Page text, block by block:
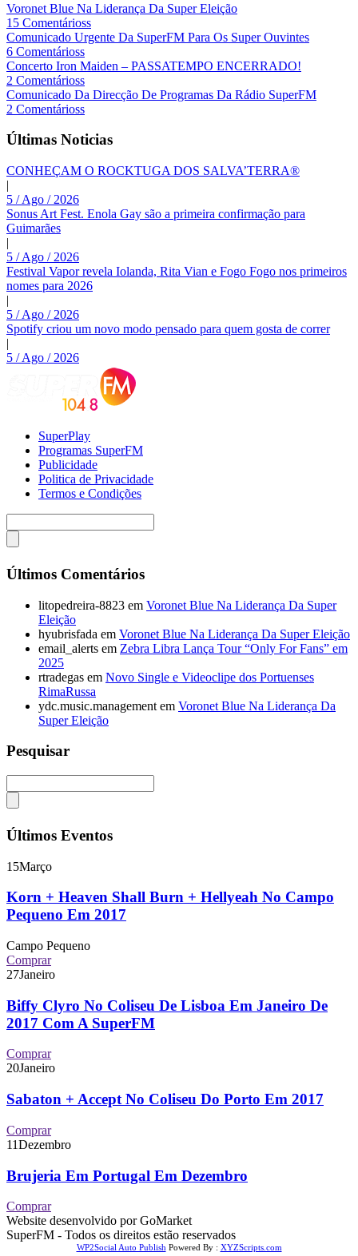
Voronet Blue Na Liderança Da Super Eleição
15 Comentárioss
Comunicado Urgente Da SuperFM Para Os Super Ouvintes
6 Comentárioss
Concerto Iron Maiden – PASSATEMPO ENCERRADO!
2 Comentárioss
Comunicado Da Direcção De Programas Da Rádio SuperFM
2 Comentárioss
Últimas Noticias
CONHEÇAM O ROCKTUGA DOS SALVA’TERRA®
|
5 / Ago / 2026
Sonus Art Fest. Enola Gay são a primeira confirmação para
Guimarães
|
5 / Ago / 2026
Festival Vapor revela Iolanda, Rita Vian e Fogo Fogo nos primeiros
nomes para 2026
|
5 / Ago / 2026
Spotify criou um novo modo pensado para quem gosta de correr
|
5 / Ago / 2026
SuperPlay
Programas SuperFM
Publicidade
Politica de Privacidade
Termos e Condições
Últimos Comentários
litopedreira-8823 em Voronet Blue Na Liderança Da Super
Eleição
hyubrisfada em Voronet Blue Na Liderança Da Super Eleição
email_alerts em Zebra Libra Lança Tour “Only For Fans” em
2025
rtradegas em Novo Single e Videoclipe dos Portuenses
RimaRussa
ydc.music.management em Voronet Blue Na Liderança Da
Super Eleição
Pesquisar
Últimos Eventos
15Março
Korn + Heaven Shall Burn + Hellyeah No Campo
Pequeno Em 2017
Campo Pequeno
Comprar
27Janeiro
Biffy Clyro No Coliseu De Lisboa Em Janeiro De
2017 Com A SuperFM
Comprar
20Janeiro
Sabaton + Accept No Coliseu Do Porto Em 2017
Comprar
11Dezembro
Brujeria Em Portugal Em Dezembro
Comprar
Website desenvolvido por GoMarket
SuperFM - Todos os direitos estão reservados
WP2Social Auto Publish Powered By : XYZScripts.com